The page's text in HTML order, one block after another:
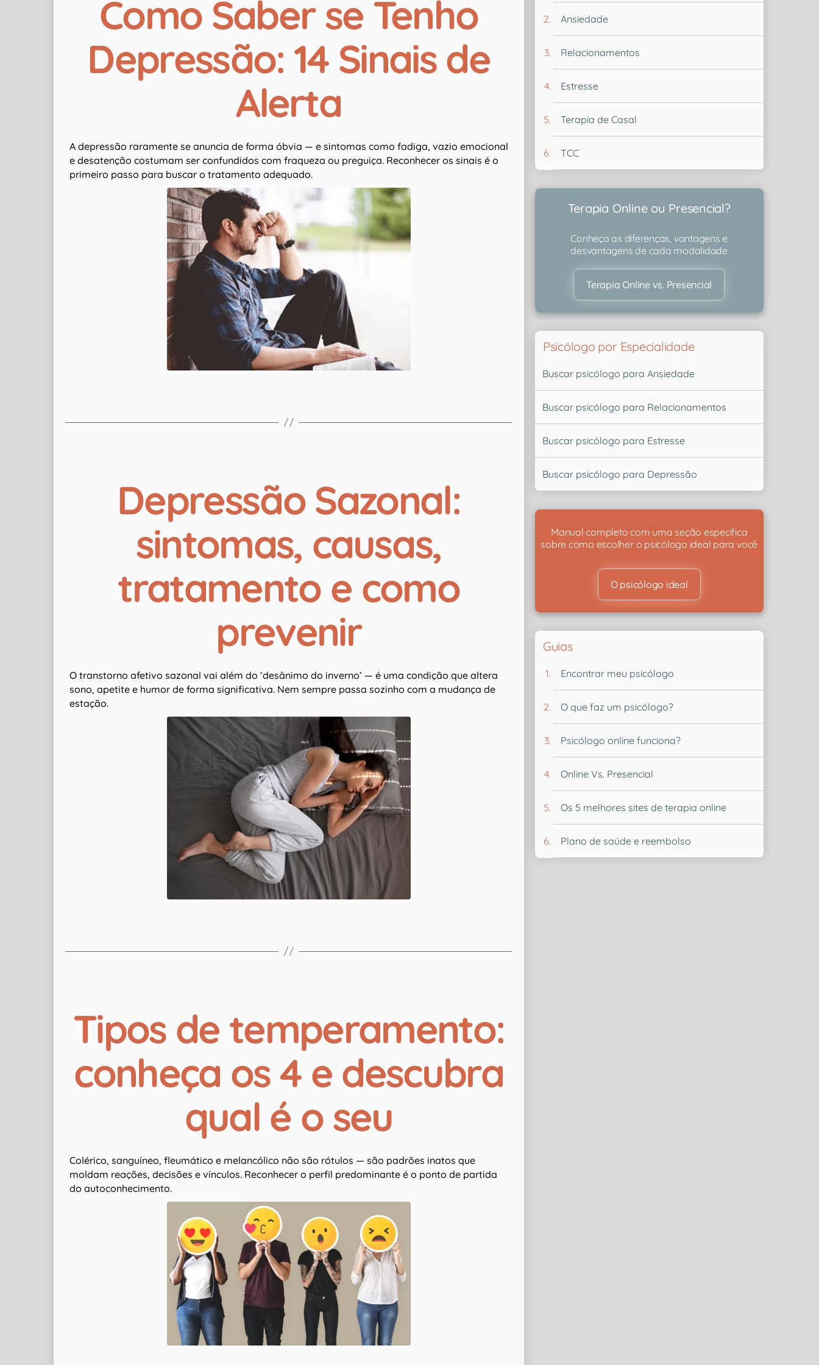
Como Saber se Tenho
Depressão: 14 Sinais de
Alerta
A depressão raramente se anuncia de forma óbvia — e sintomas como fadiga, vazio emocional
e desatenção costumam ser confundidos com fraqueza ou preguiça. Reconhecer os sinais é o
primeiro passo para buscar o tratamento adequado.
Depressão Sazonal:
sintomas, causas,
tratamento e como
prevenir
O transtorno afetivo sazonal vai além do ‘desânimo do inverno’ — é uma condição que altera
sono, apetite e humor de forma significativa. Nem sempre passa sozinho com a mudança de
estação.
Tipos de temperamento:
conheça os 4 e descubra
qual é o seu
Colérico, sanguíneo, fleumático e melancólico não são rótulos — são padrões inatos que
moldam reações, decisões e vínculos. Reconhecer o perfil predominante é o ponto de partida
do autoconhecimento.
Ansiedade
Relacionamentos
Estresse
Terapia de Casal
TCC
Terapia Online ou Presencial?
Conheça as diferenças, vantagens e
desvantagens de cada modalidade
Terapia Online vs. Presencial
Psicólogo por Especialidade
Buscar psicólogo para Ansiedade
Buscar psicólogo para Relacionamentos
Buscar psicólogo para Estresse
Buscar psicólogo para Depressão
Manual completo com uma seção específica
sobre como escolher o psicólogo ideal para você
O psicólogo ideal
Guias
Encontrar meu psicólogo
O que faz um psicólogo?
Psicólogo online funciona?
Online Vs. Presencial
Os 5 melhores sites de terapia online
Plano de saúde e reembolso